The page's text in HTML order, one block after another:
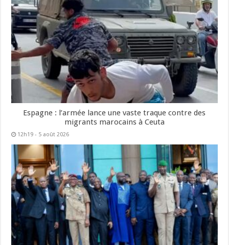
Espagne : l’armée lance une vaste traque contre des
migrants marocains à Ceuta
12h19 - 5 août 2026